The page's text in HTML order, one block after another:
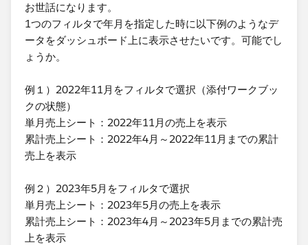
お世話になります。
1つのフィルタで年月を指定した時に以下例のようなデ
ータをダッシュボード上に表示させたいです。可能でし
ょうか。
例１）2022年11月をフィルタで選択（添付ワークブッ
クの状態）
単月売上シート：2022年11月の売上を表示
累計売上シート：2022年4月～2022年11月までの累計
売上を表示
例２）2023年5月をフィルタで選択
単月売上シート：2023年5月の売上を表示
累計売上シート：2023年4月～2023年5月までの累計売
上を表示